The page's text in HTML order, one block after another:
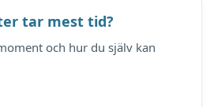
tar mest tid?
och hur du själv kan